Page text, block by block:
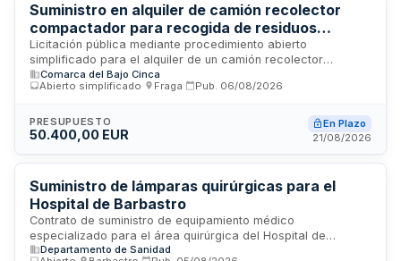
Suministro en alquiler de camión recolector
compactador para recogida de residuos
urbanos de la Comarca Bajo Cinca
Licitación pública mediante procedimiento abierto
simplificado para el alquiler de un camión recolector
compactador de carga trasera con capacidad entre
dieciocho y veinte metros cúbicos. El vehículo prestará
Bajo Cinca durante el tiempo necesario hasta la recepción
del nuevo camión que se encuentra en proceso de
valoración de las ofertas se realizará mediante dos criterios:
mejor precio ofertado con noventa puntos y plazo de
entrega anticipado con hasta quince puntos adicionales.
Comarca del Bajo Cinca
Abierto simplificado
Fraga Pub. 06/08/2026
PRESUPUESTO
50.400,00 EUR
En Plazo
21/08/2026
Suministro de lámparas quirúrgicas para el
Hospital de Barbastro
Contrato de suministro de equipamiento médico
especializado para el área quirúrgica del Hospital de
Barbastro. Se prevé la adquisición de lámparas quirúrgicas
Departamento de Sanidad